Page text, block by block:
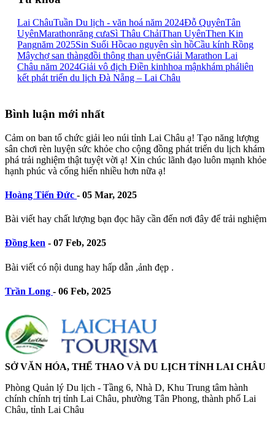
Lai ChâuTuần Du lịch - văn hoá năm 2024Đỗ QuyênTân
UyênMarathonrăng cưaSì Thâu ChảiThan UyênThen Kin
Pangnăm 2025Sin Suối Hồcao nguyên sìn hồCầu kính Rồng
Mâychợ san thàngđồi thông than uyênGiải Marathon Lai
Châu năm 2024Giải vô địch Điền kinhhoa mậnkhám pháliên
kết phát triển du lịch Đà Nẵng – Lai Châu
Bình luận mới nhất
Cảm on ban tổ chức giải leo núi tỉnh Lai Châu ạ! Tạo năng lượng
sân chơi rèn luyện sức khỏe cho cộng đồng phát triển du lịch khám
phá trải nghiệm thật tuyệt vời ạ! Xin chúc lãnh đạo luôn mạnh khỏe
hạnh phúc và cống hiến nhiều hơn nữa ạ!
Hoàng Tiến Đức - 05 Mar, 2025
Bài viết hay chất lượng bạn đọc hãy cần đến nơi đây để trải nghiệm
Đồng ken - 07 Feb, 2025
Bài viết có nội dung hay hấp dẫn ,ảnh đẹp .
Trần Long - 06 Feb, 2025
SỞ VĂN HÓA, THỂ THAO VÀ DU LỊCH TỈNH LAI CHÂU
Phòng Quản lý Du lịch - Tầng 6, Nhà D, Khu Trung tâm hành
chính chính trị tỉnh Lai Châu, phường Tân Phong, thành phố Lai
Châu, tỉnh Lai Châu